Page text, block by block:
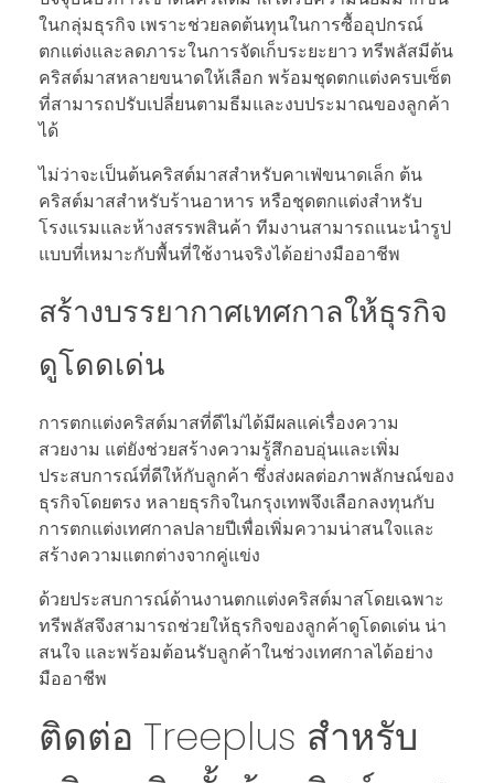
ในกลุ่มธุรกิจ เพราะช่วยลดต้นทุนในการซื้ออุปกรณ์
ตกแต่งและลดภาระในการจัดเก็บระยะยาว ทรีพลัสมีต้น
คริสต์มาสหลายขนาดให้เลือก พร้อมชุดตกแต่งครบเซ็ต
ที่สามารถปรับเปลี่ยนตามธีมและงบประมาณของลูกค้า
ได้
ไม่ว่าจะเป็นต้นคริสต์มาสสำหรับคาเฟ่ขนาดเล็ก ต้น
คริสต์มาสสำหรับร้านอาหาร หรือชุดตกแต่งสำหรับ
โรงแรมและห้างสรรพสินค้า ทีมงานสามารถแนะนำรูป
แบบที่เหมาะกับพื้นที่ใช้งานจริงได้อย่างมืออาชีพ
สร้างบรรยากาศเทศกาลให้ธุรกิจ
ดูโดดเด่น
การตกแต่งคริสต์มาสที่ดีไม่ได้มีผลแค่เรื่องความ
สวยงาม แต่ยังช่วยสร้างความรู้สึกอบอุ่นและเพิ่ม
ประสบการณ์ที่ดีให้กับลูกค้า ซึ่งส่งผลต่อภาพลักษณ์ของ
ธุรกิจโดยตรง หลายธุรกิจในกรุงเทพจึงเลือกลงทุนกับ
การตกแต่งเทศกาลปลายปีเพื่อเพิ่มความน่าสนใจและ
สร้างความแตกต่างจากคู่แข่ง
ด้วยประสบการณ์ด้านงานตกแต่งคริสต์มาสโดยเฉพาะ
ทรีพลัสจึงสามารถช่วยให้ธุรกิจของลูกค้าดูโดดเด่น น่า
สนใจ และพร้อมต้อนรับลูกค้าในช่วงเทศกาลได้อย่าง
มืออาชีพ
ติดต่อ Treeplus สำหรับ